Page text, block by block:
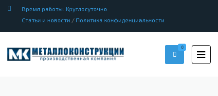
Время работы: Круглосуточно
Статьи и новости / Политика конфиденциальности
0